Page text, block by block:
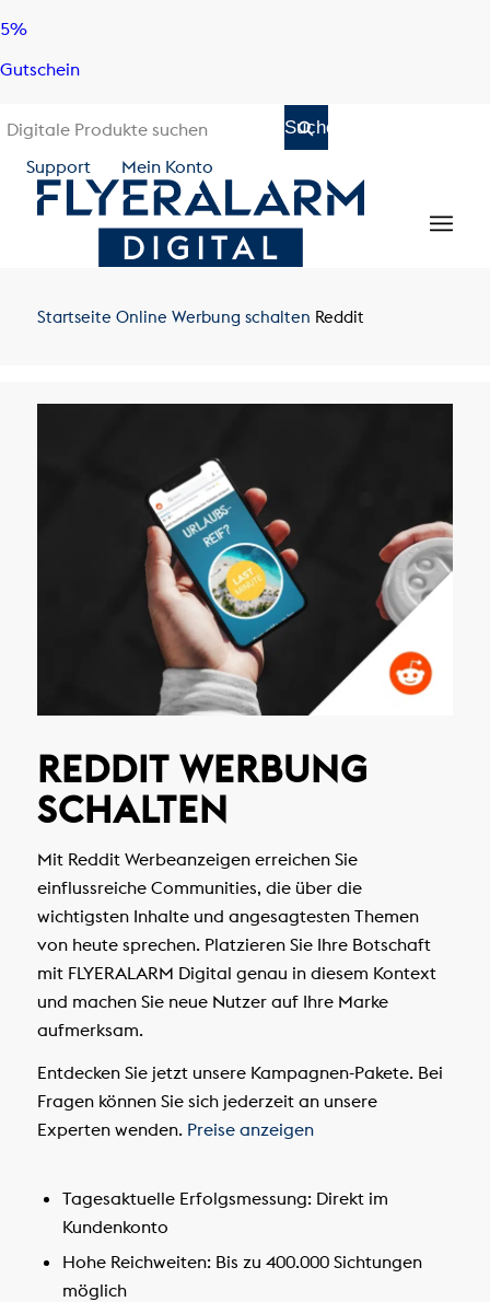
Skip
content
Skip
navigation
5%
Gutschein
Support Mein Konto
Startseite Online Werbung schalten Reddit
REDDIT WERBUNG
SCHALTEN
Mit Reddit Werbeanzeigen erreichen Sie
einflussreiche Communities, die über die
wichtigsten Inhalte und angesagtesten Themen
von heute sprechen. Platzieren Sie Ihre Botschaft
mit FLYERALARM Digital genau in diesem Kontext
und machen Sie neue Nutzer auf Ihre Marke
aufmerksam.
Entdecken Sie jetzt unsere Kampagnen-Pakete. Bei
Fragen können Sie sich jederzeit an unsere
Experten wenden. Preise anzeigen
Tagesaktuelle Erfolgsmessung:Direkt im
Kundenkonto
Hohe Reichweiten:Bis zu 400.000 Sichtungen
möglich